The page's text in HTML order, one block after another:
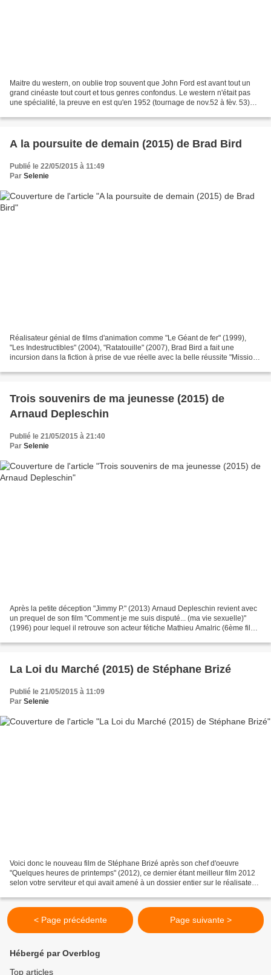
Maitre du western, on oublie trop souvent que John Ford est avant tout un
grand cinéaste tout court et tous genres confondus. Le western n'était pas
une spécialité, la preuve en est qu'en 1952 (tournage de nov.52 à fèv. 53)
A la poursuite de demain (2015) de Brad Bird
Publié le 22/05/2015 à 11:49
Par Selenie
Réalisateur génial de films d'animation comme "Le Géant de fer" (1999),
"Les Indestructibles" (2004), "Ratatouille" (2007), Brad Bird a fait une
incursion dans la fiction à prise de vue réelle avec la belle réussite "Mission
Trois souvenirs de ma jeunesse (2015) de
Arnaud Depleschin
Publié le 21/05/2015 à 21:40
Par Selenie
Après la petite déception "Jimmy P." (2013) Arnaud Depleschin revient avec
un prequel de son film "Comment je me suis disputé... (ma vie sexuelle)"
(1996) pour lequel il retrouve son acteur fétiche Mathieu Amalric (6ème film
La Loi du Marché (2015) de Stéphane Brizé
Publié le 21/05/2015 à 11:09
Par Selenie
Voici donc le nouveau film de Stéphane Brizé après son chef d'oeuvre
"Quelques heures de printemps" (2012), ce dernier étant meilleur film 2012
selon votre serviteur et qui avait amené à un dossier entier sur le réalisateur
< Page précédente Page suivante >
Hébergé par Overblog
Top articles